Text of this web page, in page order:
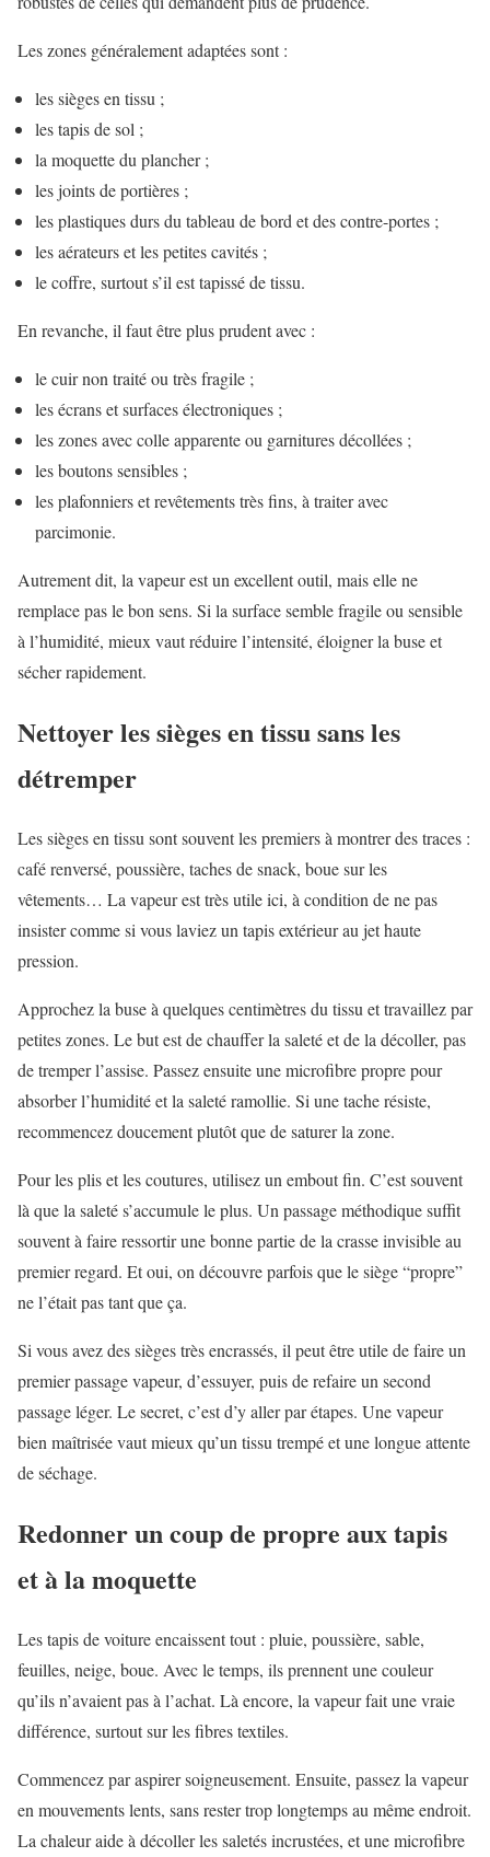
Les zones généralement adaptées sont :
les sièges en tissu ;
les tapis de sol ;
la moquette du plancher ;
les joints de portières ;
les plastiques durs du tableau de bord et des contre-portes ;
les aérateurs et les petites cavités ;
le coffre, surtout s’il est tapissé de tissu.
En revanche, il faut être plus prudent avec :
le cuir non traité ou très fragile ;
les écrans et surfaces électroniques ;
les zones avec colle apparente ou garnitures décollées ;
les boutons sensibles ;
les plafonniers et revêtements très fins, à traiter avec
parcimonie.
Autrement dit, la vapeur est un excellent outil, mais elle ne
remplace pas le bon sens. Si la surface semble fragile ou sensible
à l’humidité, mieux vaut réduire l’intensité, éloigner la buse et
sécher rapidement.
Nettoyer les sièges en tissu sans les
détremper
Les sièges en tissu sont souvent les premiers à montrer des traces :
café renversé, poussière, taches de snack, boue sur les
vêtements… La vapeur est très utile ici, à condition de ne pas
insister comme si vous laviez un tapis extérieur au jet haute
pression.
Approchez la buse à quelques centimètres du tissu et travaillez par
petites zones. Le but est de chauffer la saleté et de la décoller, pas
de tremper l’assise. Passez ensuite une microfibre propre pour
absorber l’humidité et la saleté ramollie. Si une tache résiste,
recommencez doucement plutôt que de saturer la zone.
Pour les plis et les coutures, utilisez un embout fin. C’est souvent
là que la saleté s’accumule le plus. Un passage méthodique suffit
souvent à faire ressortir une bonne partie de la crasse invisible au
premier regard. Et oui, on découvre parfois que le siège “propre”
ne l’était pas tant que ça.
Si vous avez des sièges très encrassés, il peut être utile de faire un
premier passage vapeur, d’essuyer, puis de refaire un second
passage léger. Le secret, c’est d’y aller par étapes. Une vapeur
bien maîtrisée vaut mieux qu’un tissu trempé et une longue attente
de séchage.
Redonner un coup de propre aux tapis
et à la moquette
Les tapis de voiture encaissent tout : pluie, poussière, sable,
feuilles, neige, boue. Avec le temps, ils prennent une couleur
qu’ils n’avaient pas à l’achat. Là encore, la vapeur fait une vraie
différence, surtout sur les fibres textiles.
Commencez par aspirer soigneusement. Ensuite, passez la vapeur
en mouvements lents, sans rester trop longtemps au même endroit.
La chaleur aide à décoller les saletés incrustées, et une microfibre